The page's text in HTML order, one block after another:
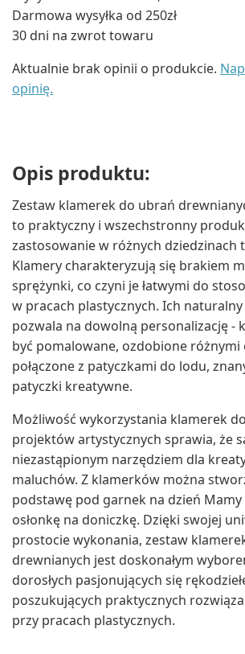
Darmowa wysyłka od 250zł
30 dni na zwrot towaru
Aktualnie brak opinii o produkcie.
opinię.
Opis produktu:
Zestaw klamerek do ubrań
to praktyczny i wszechstronny
zastosowanie w różnych dziedzinach
Klamery charakteryzują się brakiem
sprężynki, co czyni je łatwymi do
w pracach plastycznych. Ich
pozwala na dowolną personalizację -
być pomalowane, ozdobione
połączone z patyczkami do lodu,
patyczki kreatywne.
Możliwość wykorzystania klamerek
projektów artystycznych sprawia, że
niezastąpionym narzędziem dla
maluchów. Z klamerków można
podstawę pod garnek na dzień
osłonkę na doniczkę. Dzięki swojej
prostocie wykonania, zestaw
drewnianych jest doskonałym
dorosłych pasjonujących się
poszukujących praktycznych
przy pracach plastycznych.